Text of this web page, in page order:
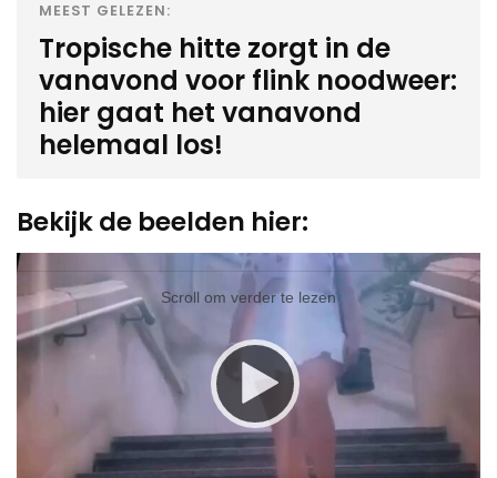
MEEST GELEZEN:
Tropische hitte zorgt in de
vanavond voor flink noodweer:
hier gaat het vanavond
helemaal los!
Bekijk de beelden hier:
Video
Player
Scroll om verder te lezen